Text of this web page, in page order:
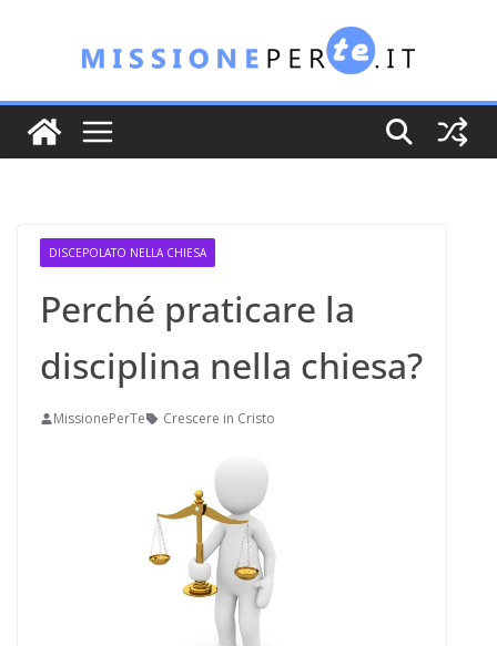
contenuto
DISCEPOLATO NELLA CHIESA
Perché praticare la
disciplina nella chiesa?
MissionePerTe Crescere in Cristo